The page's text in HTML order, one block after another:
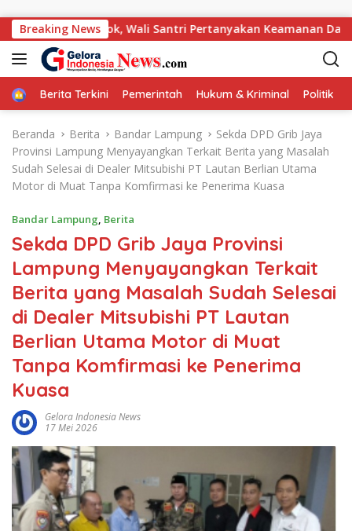
Breaking News
dari Pondok, Wali Santri Pertanyakan Keamanan Darul
HomeBerita Terkini Pemerintah Hukum & Kriminal Politik
Beranda Berita Bandar Lampung
Sekda DPD Grib Jaya
Provinsi Lampung Menyayangkan Terkait Berita yang Masalah
Sudah Selesai di Dealer Mitsubishi PT Lautan Berlian Utama
Motor di Muat Tanpa Komfirmasi ke Penerima Kuasa
Bandar Lampung, Berita
Sekda DPD Grib Jaya Provinsi
Lampung Menyayangkan Terkait
Berita yang Masalah Sudah Selesai
di Dealer Mitsubishi PT Lautan
Berlian Utama Motor di Muat
Tanpa Komfirmasi ke Penerima
Kuasa
Gelora Indonesia News
17 Mei 2026